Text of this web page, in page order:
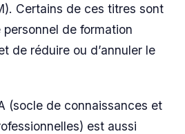
Certains de ces titres sont
de formation
de réduire ou d’annuler le
(socle de connaissances et
est aussi